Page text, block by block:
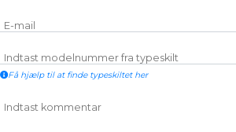
E-mail
Indtast modelnummer fra typeskilt
Få hjælp til at finde typeskiltet her
Indtast kommentar